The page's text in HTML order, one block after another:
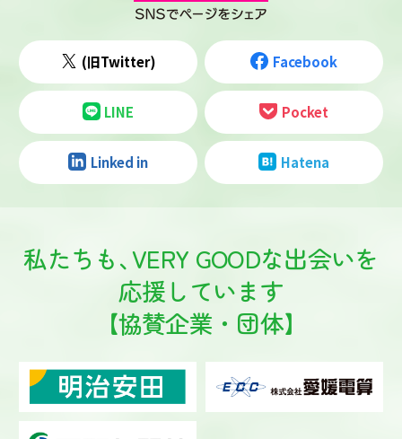
(旧Twitter) Facebook
LINE Pocket
Linked in Hatena
私たちも、VERY GOODな出会いを
応援しています
【協賛企業・団体】